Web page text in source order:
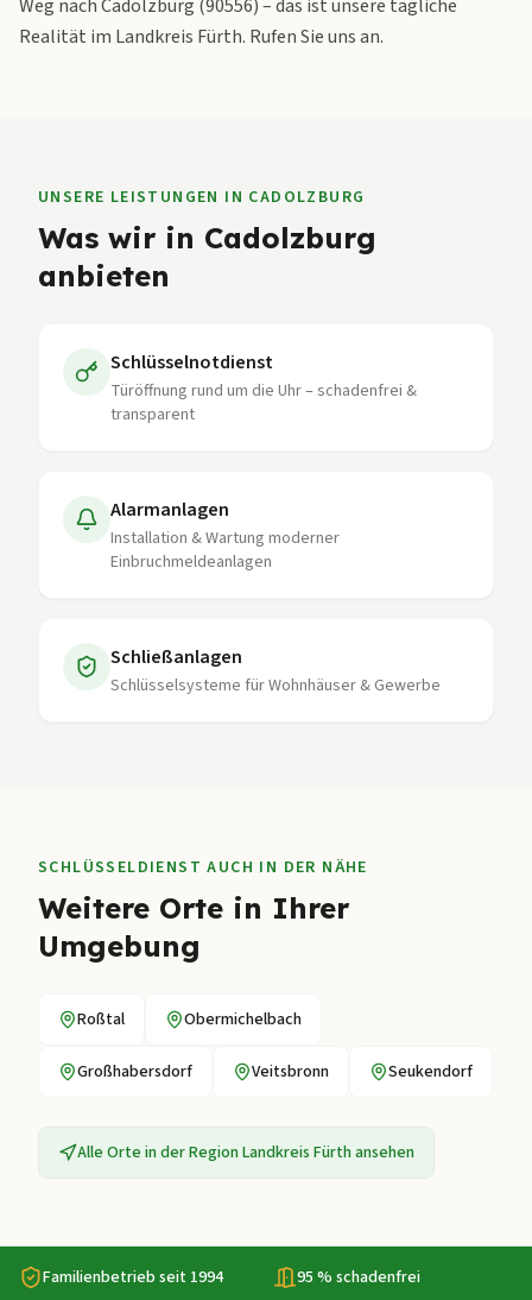
Weg nach Cadolzburg (90556) – das ist unsere tägliche
Realität im Landkreis Fürth. Rufen Sie uns an.
UNSERE LEISTUNGEN IN CADOLZBURG
Was wir in Cadolzburg
anbieten
Schlüsselnotdienst
Türöffnung rund um die Uhr – schadenfrei &
transparent
Alarmanlagen
Installation & Wartung moderner
Einbruchmeldeanlagen
Schließanlagen
Schlüsselsysteme für Wohnhäuser & Gewerbe
SCHLÜSSELDIENST AUCH IN DER NÄHE
Weitere Orte in Ihrer
Umgebung
Roßtal Obermichelbach
Großhabersdorf Veitsbronn Seukendorf
Alle Orte in der Region Landkreis Fürth ansehen
Familienbetrieb seit 1994
95 % schadenfrei